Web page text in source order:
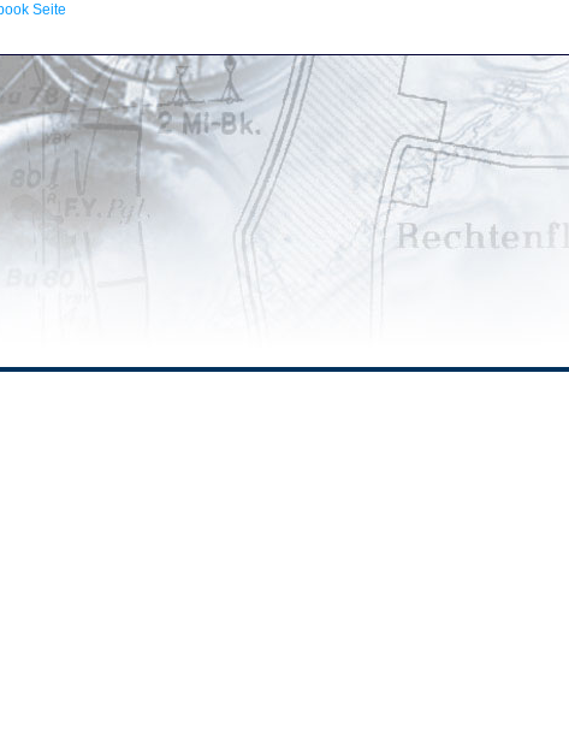
Seite